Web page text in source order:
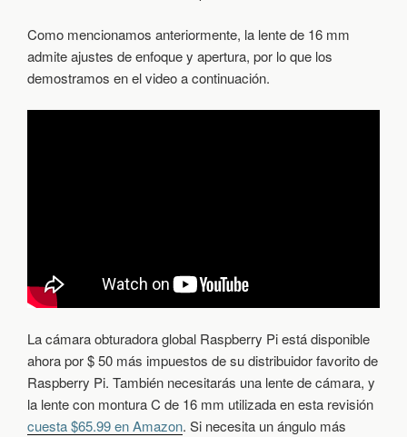
Como mencionamos anteriormente, la lente de 16 mm
admite ajustes de enfoque y apertura, por lo que los
demostramos en el video a continuación.
La cámara obturadora global Raspberry Pi está disponible
ahora por $ 50 más impuestos de su distribuidor favorito de
Raspberry Pi. También necesitarás una lente de cámara, y
la lente con montura C de 16 mm utilizada en esta revisión
cuesta $65.99 en Amazon. Si necesita un ángulo más